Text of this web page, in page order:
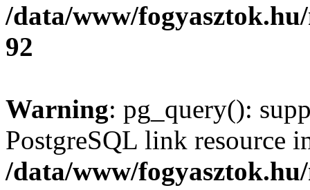
/data/www/
92
Warning: pg_query():
PostgreSQL link resource
/data/www/